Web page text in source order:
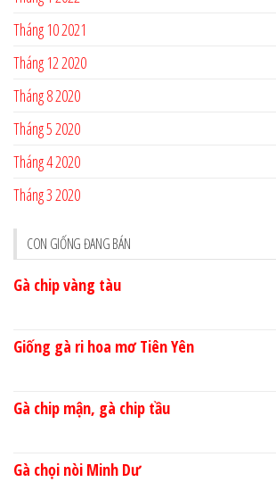
Tháng 10 2021
Tháng 12 2020
Tháng 8 2020
Tháng 5 2020
Tháng 4 2020
Tháng 3 2020
CON GIỐNG ĐANG BÁN
Gà chip vàng tàu
Giống gà ri hoa mơ Tiên Yên
Gà chip mận, gà chip tầu
Gà chọi nòi Minh Dư